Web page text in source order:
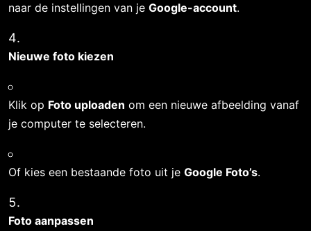
naar de instellingen van je Google-account.
Nieuwe foto kiezen
Klik op Foto uploaden om een nieuwe afbeelding vanaf
je computer te selecteren.
Of kies een bestaande foto uit je Google Foto’s.
Foto aanpassen